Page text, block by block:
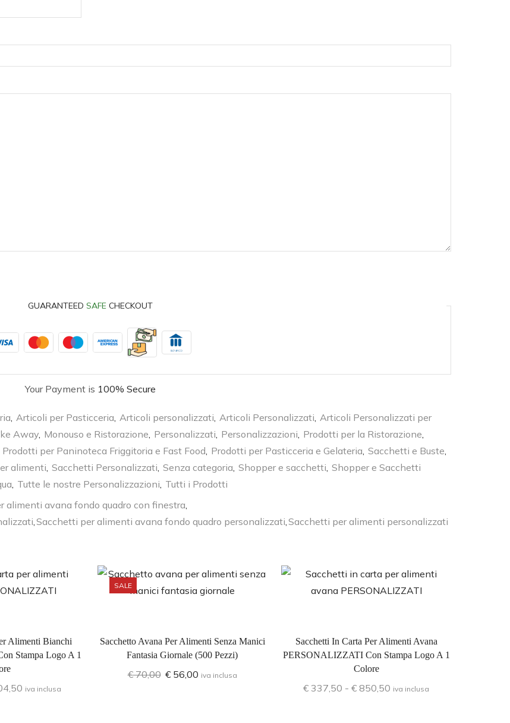
GUARANTEED SAFECHECKOUT
Your Payment is 100% Secure
Articoli per Pasticceria Articoli personalizzati Articoli Personalizzati Articoli Personalizzati per
Away Monouso e Ristorazione Personalizzati Personalizzazioni Prodotti per la Ristorazione
Prodotti per Paninoteca Friggitoria e Fast Food Prodotti per Pasticceria e Gelateria Sacchetti e Buste
alimenti Sacchetti Personalizzati Senza categoria Shopper e sacchetti Shopper e Sacchetti
Tutte le nostre Personalizzazioni Tutti i Prodotti
alimenti avana fondo quadro con finestra
Sacchetti per alimenti avana fondo quadro personalizzati Sacchetti per alimenti personalizzati
Alimenti Bianchi
Stampa Logo A 1
iva inclusa
SALE
Sacchetto Avana Per Alimenti Senza Manici
Fantasia Giornale (500 Pezzi)
€70,00 €56,00 iva inclusa
Sacchetti In Carta Per Alimenti Avana
PERSONALIZZATI Con Stampa Logo A 1
Colore
€ 337,50 - € 850,50 iva inclusa